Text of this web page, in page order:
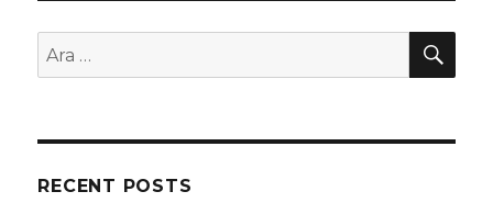
Ara: ARA
RECENT POSTS